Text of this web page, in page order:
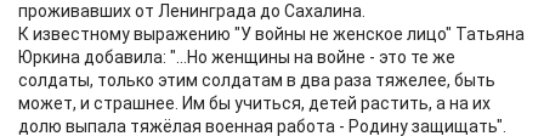
проживавших от Ленинграда до Сахалина.
К известному выражению "У войны не женское лицо" Татьяна
Юркина добавила: "...Но женщины на войне - это те же
солдаты, только этим солдатам в два раза тяжелее, быть
может, и страшнее. Им бы учиться, детей растить, а на их
долю выпала тяжёлая военная работа - Родину защищать".